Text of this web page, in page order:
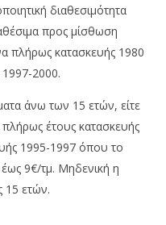
διαθεσιμότητα
προς μίσθωση
πλήρως κατασκευής 1980
1997-2000.
άνω των 15 ετών, είτε
πλήρως έτους κατασκευής
1995-1997 όπου το
9€/τμ. Μηδενική η
15 ετών.